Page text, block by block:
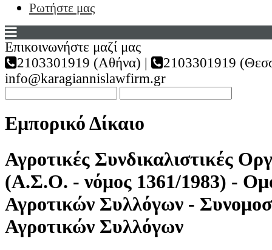
Ρωτήστε μας
Επικοινωνήστε μαζί μας
2103301919 (Αθήνα) |
2103301919
info@karagiannislawfirm.gr
Εμπορικό Δίκαιο
Αγροτικές Συνδικαλιστικές
(Α.Σ.Ο. - νόμος 1361/1983) -
Αγροτικών Συλλόγων -
Αγροτικών Συλλόγων